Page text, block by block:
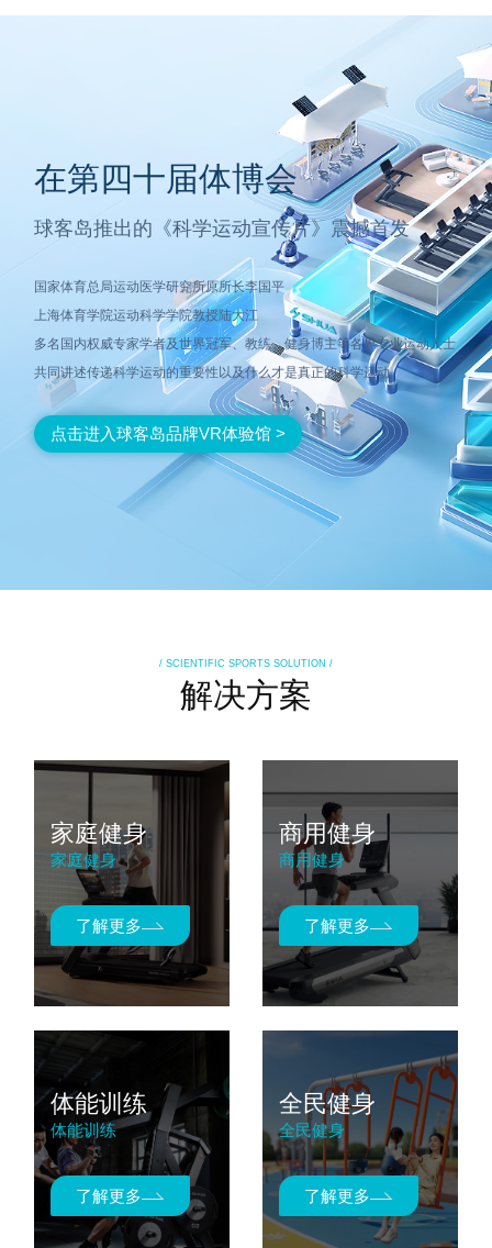
在第四十届体博会
球客岛推出的《科学运动宣传片》震撼首发
国家体育总局运动医学研究所原所长李国平
上海体育学院运动科学学院教授陆大江
多名国内权威专家学者及世界冠军、教练、健身博主等各界专业运动人士
共同讲述传递科学运动的重要性以及什么才是真正的科学运动
点击进入球客岛品牌VR体验馆 >
/ SCIENTIFIC SPORTS SOLUTION /
解决方案
家庭健身
家庭健身
了解更多
商用健身
商用健身
了解更多
体能训练
体能训练
了解更多
全民健身
全民健身
了解更多